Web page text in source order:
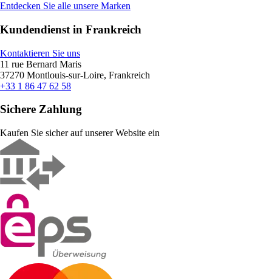
Entdecken Sie alle unsere Marken
Kundendienst in Frankreich
Kontaktieren Sie uns
11 rue Bernard Maris
37270 Montlouis-sur-Loire, Frankreich
+33 1 86 47 62 58
Sichere Zahlung
Kaufen Sie sicher auf unserer Website ein